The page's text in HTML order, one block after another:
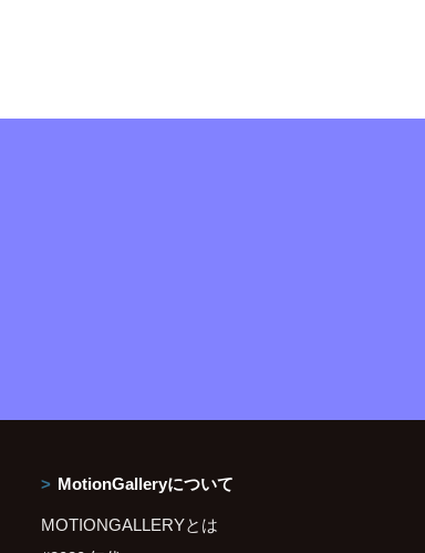
MotionGalleryについて
MOTIONGALLERYとは